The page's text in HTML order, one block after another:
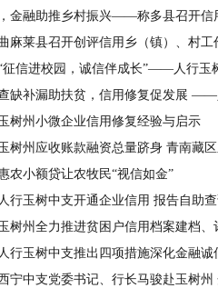
金融助推乡村振兴——称多县召开信
麻莱县召开创评信用乡（镇）、村
“征信进校园，诚信伴成长”——人行
查缺补漏助扶贫，信用修复促发展
树州小微企业信用修复经验与启示
树州应收账款融资总量跻身 青南藏
农小额贷让农牧民“视信如金”
行玉树中支开通企业信用 报告自助
树州全力推进贫困户信用档案建档
行玉树中支推出四项措施深化金融诚
宁中支党委书记、行长马骏赴玉树